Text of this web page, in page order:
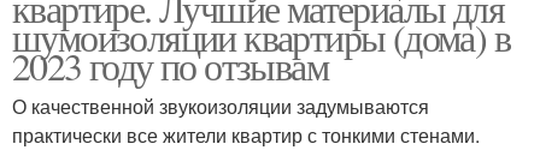
шумоизоляции квартиры (дома) в
2023 году по отзывам
О качественной звукоизоляции задумываются
практически все жители квартир с тонкими стенами.